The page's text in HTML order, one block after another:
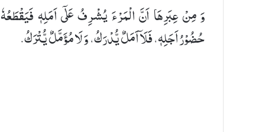
وَ مِنْ عِبَرِهَا اَنَّ الْمَرْءَ یُشْرِفُ عَلٰۤی اَمَلِهٖ فَيَقْطَعُهٗ
حُضُوْرُ اَجَلِهٖ، فَلَاۤ اَمَلٌ یُّدْرَكُ، وَ لَا مُؤَمَّلٌ یُّتْرَكُ.